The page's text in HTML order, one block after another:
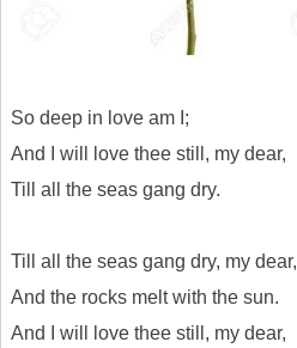
So deep in love am I;
And I will love thee still, my dear,
Till all the seas gang dry.
Till all the seas gang dry, my dear,
And the rocks melt with the sun.
And I will love thee still, my dear,